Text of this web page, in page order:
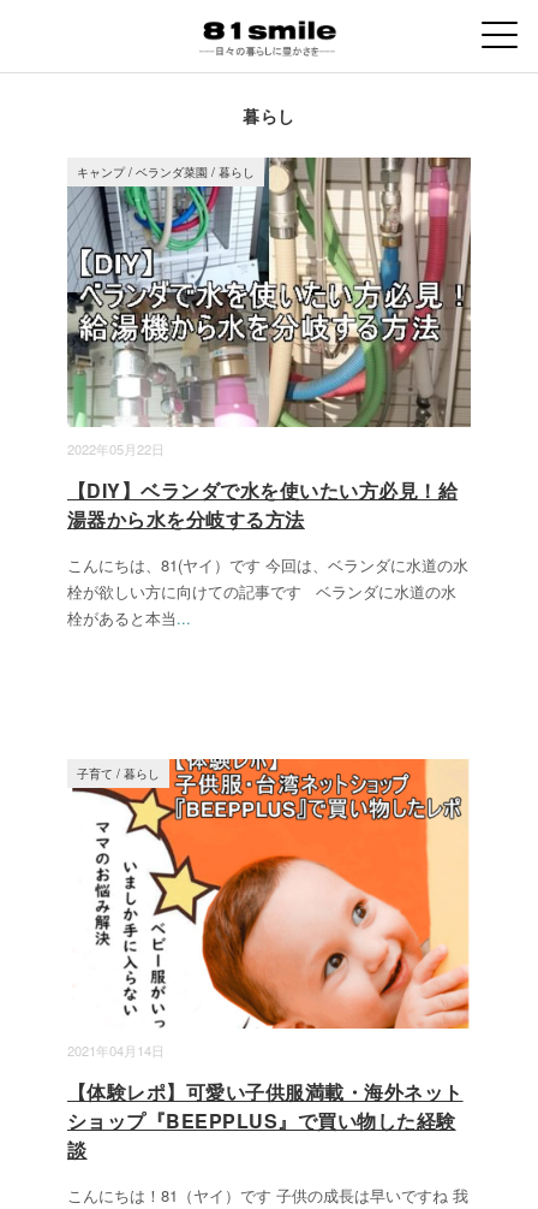
暮らし
2022年05月22日
キャンプ/ ベランダ菜園 / 暮らし
【DIY】ベランダで水を使いたい方必見！給
湯器から水を分岐する方法
こんにちは、81(ヤイ）です 今回は、ベランダに水道の水
栓が欲しい方に向けての記事です ベランダに水道の水
栓があると本当...
2021年04月14日
子育て / 暮らし
【体験レポ】可愛い子供服満載・海外ネット
ショップ『BEEPPLUS』で買い物した経験
談
こんにちは！81（ヤイ）です 子供の成長は早いですね 我